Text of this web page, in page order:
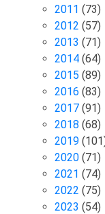
2011 (73)
2012 (57)
2013 (71)
2014 (64)
2015 (89)
2016 (83)
2017 (91)
2018 (68)
2019
2020 (71)
2021 (74)
2022 (75)
2023 (54)